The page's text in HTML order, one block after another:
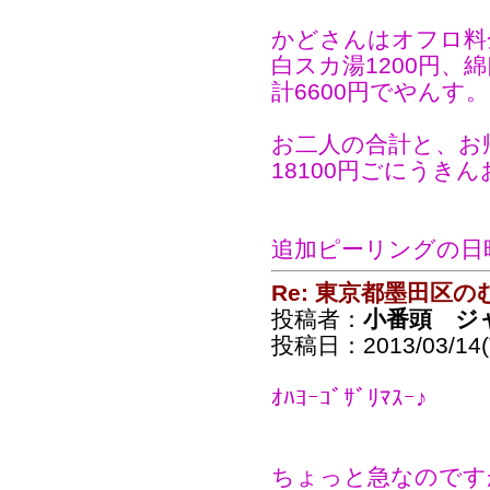
かどさんはオフロ
白スカ湯1200円、
計6600円でやんす。
お二人の合計と、
18100円ごにうきん
追加ピーリングの
Re: 東京都墨田区の
投稿者： 小番頭 ジ
投稿日：2013/03/
ｵﾊﾖｰｺﾞｻﾞﾘﾏｽｰ♪
ちょっと急なので